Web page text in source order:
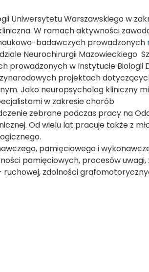
Uniwersytetu Warszawskiego w
W ramach aktywności
badawczych prowadzonych
Neurochirurgii Mazowieckiego
prowadzonych w Instytucie Biologii
projektach
Jako neuropsycholog kliniczny
w zakresie chorób
zebrane podczas pracy na
Od wielu lat pracuje także z
pamięciowego i
pamięciowych, procesów uwagi,
zdolności